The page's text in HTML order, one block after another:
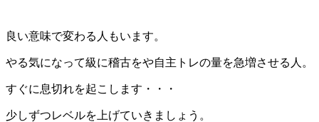
良い意味で変わる人もいます。
やる気になって級に稽古をや自主トレの量を急増させる人。
すぐに息切れを起こします・・・
少しずつレベルを上げていきましょう。